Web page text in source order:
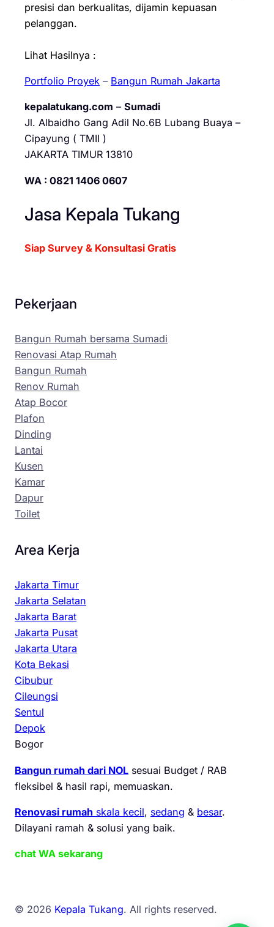
presisi dan berkualitas, dijamin kepuasan
pelanggan.
Lihat Hasilnya :
Portfolio Proyek – Bangun Rumah Jakarta
kepalatukang.com – Sumadi
Jl. Albaidho Gang Adil No.6B Lubang Buaya –
Cipayung ( TMII )
JAKARTA TIMUR 13810
WA : 0821 1406 0607
Jasa Kepala Tukang
Siap Survey & Konsultasi Gratis
Pekerjaan
Bangun Rumah bersama Sumadi
Renovasi Atap Rumah
Bangun Rumah
Renov Rumah
Atap Bocor
Plafon
Dinding
Lantai
Kusen
Kamar
Dapur
Toilet
Area Kerja
Jakarta Timur
Jakarta Selatan
Jakarta Barat
Jakarta Pusat
Jakarta Utara
Kota Bekasi
Cibubur
Cileungsi
Sentul
Depok
Bogor
Bangun rumah dari NOL sesuai Budget / RAB
fleksibel & hasil rapi, memuaskan.
Renovasi rumah skala kecil, sedang & besar.
Dilayani ramah & solusi yang baik.
chat WA sekarang
© 2026 Kepala Tukang. All rights reserved.